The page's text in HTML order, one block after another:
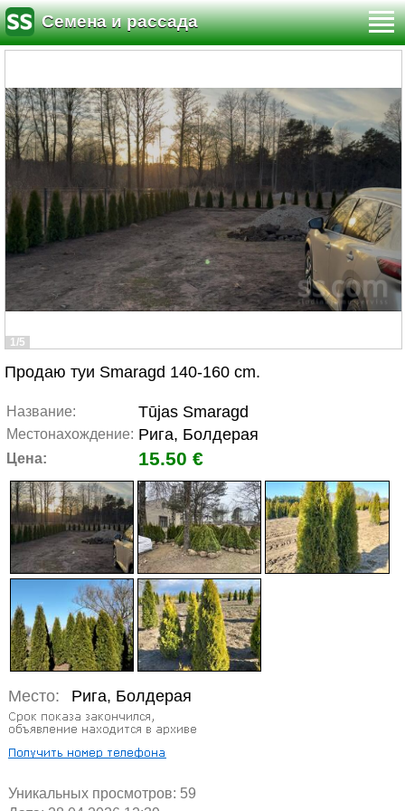
Семена и рассада
1/5
Продаю туи Smaragd 140-160 cm.
Название: Tūjas Smaragd
Местонахождение: Рига, Болдерая
Цена: 15.50 €
Место: Рига, Болдерая
Уникальных просмотров: 59